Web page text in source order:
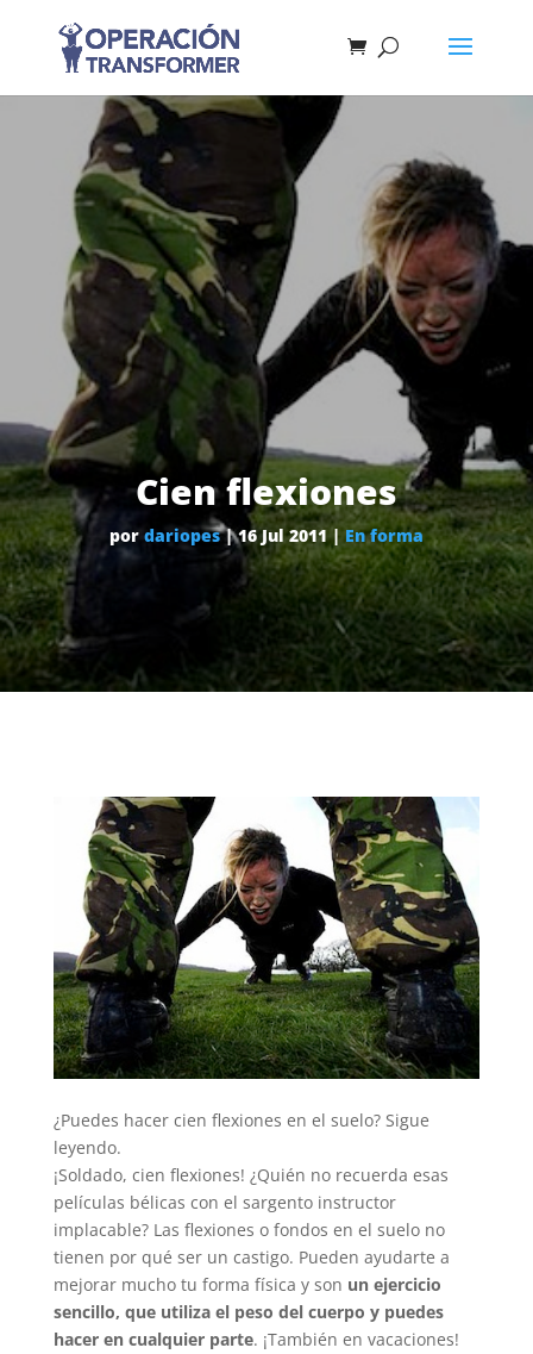
Cien flexiones
por dariopes|16 Jul 2011| En forma
¿Puedes hacer cien flexiones en el suelo? Sigue
leyendo.
¡Soldado, cien flexiones! ¿Quién no recuerda esas
películas bélicas con el sargento instructor
implacable? Las flexiones o fondos en el suelo no
tienen por qué ser un castigo. Pueden ayudarte a
mejorar mucho tu forma física y son un ejercicio
sencillo, que utiliza el peso del cuerpo y puedes
hacer en cualquier parte. ¡También en vacaciones!